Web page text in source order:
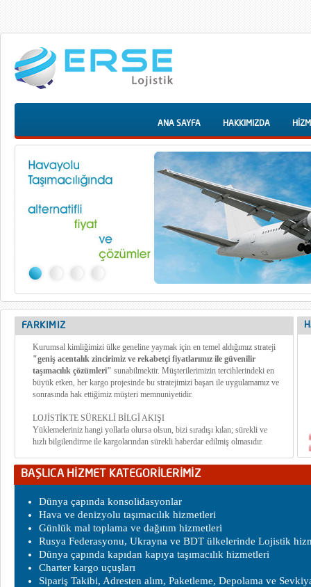
ANA SAYFA HAKKIMIZDA
FARKIMIZ
Kurumsal kimliğimizi ülke geneline yaymak için en temel aldığımız strateji
"geniş acentalık zincirimiz ve rekabetçi fiyatlarımız ile güvenilir
taşımacılık çözümleri" sunabilmektir. Müşterilerimizin tercihlerindeki en
büyük etken, her kargo projesinde bu stratejimizi başarı ile uygulamamız ve
sonrasında hak ettiğimiz müşteri memnuniyetidir.
LOJİSTİKTE SÜREKLİ BİLGİ AKIŞI
Yüklemeleriniz hangi yollarla olursa olsun, bizi sıradışı kılan; sürekli ve
hızlı bilgilendirme ile kargolarından sürekli haberdar edilmiş olmasıdır.
BAŞLICA HİZMET KATEGORİLERİMİZ
Dünya çapında konsolidasyonlar
Hava ve denizyolu taşımacılık hizmetleri
Günlük mal toplama ve dağıtım hizmetleri
Rusya Federasyonu, Ukrayna ve BDT ülkelerinde Lojistik
Dünya çapında kapıdan kapıya taşımacılık hizmetleri
Charter kargo uçuşları
Sipariş Takibi, Adresten alım, Paketleme, Depolama ve